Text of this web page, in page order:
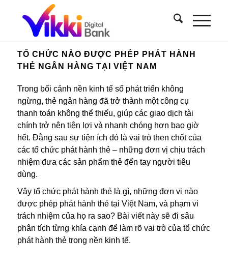
TỔ CHỨC NÀO ĐƯỢC PHÉP PHÁT HÀNH
THẺ NGÂN HÀNG TẠI VIỆT NAM
Trong bối cảnh nền kinh tế số phát triển không
ngừng, thẻ ngân hàng đã trở thành một công cụ
thanh toán không thể thiếu, giúp các giao dịch tài
chính trở nên tiện lợi và nhanh chóng hơn bao giờ
hết. Đằng sau sự tiện ích đó là vai trò then chốt của
các tổ chức phát hành thẻ – những đơn vị chịu trách
nhiệm đưa các sản phẩm thẻ đến tay người tiêu
dùng.
Vậy tổ chức phát hành thẻ là gì, những đơn vị nào
được phép phát hành thẻ tại Việt Nam, và phạm vi
trách nhiệm của họ ra sao? Bài viết này sẽ đi sâu
phân tích từng khía cạnh để làm rõ vai trò của tổ chức
phát hành thẻ trong nền kinh tế.